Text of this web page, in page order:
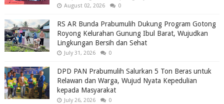
August 02, 2026 0
RS AR Bunda Prabumulih Dukung Program Gotong
Royong Kelurahan Gunung Ibul Barat, Wujudkan
Lingkungan Bersih dan Sehat
July 31, 2026 0
DPD PAN Prabumulih Salurkan 5 Ton Beras untuk
Relawan dan Warga, Wujud Nyata Kepedulian
kepada Masyarakat
July 26, 2026 0